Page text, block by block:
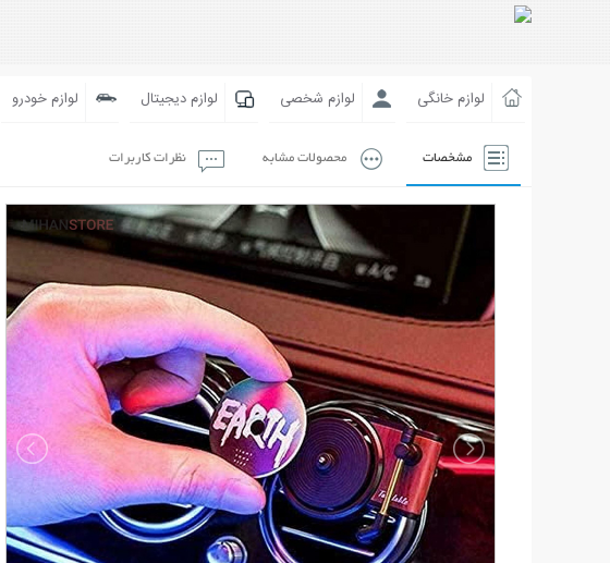
لوازم خانگی لوازم شخصی لوازم دیجیتال لوازم خودرو
مشخصات محصولات مشابه نظرات کاربرات